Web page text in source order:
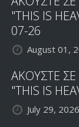
"THIS IS
07-26
August 01,
ΑΚΟΥΣΤΕ
"THIS IS
July 29, 2026